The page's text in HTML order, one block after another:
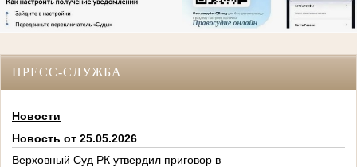
ПРЕСС-СЛУЖБА
Новости
Новость от 25.05.2026
Верховный Суд РК утвердил приговор в